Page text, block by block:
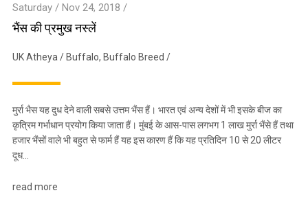
Saturday / Nov 24, 2018 /
भैंस की प्रमुख नस्लें
UK Atheya/ Buffalo, Buffalo Breed /
मुर्रा भैस यह दुध देने वाली सबसे उत्तम भैंस हैं। भारत एवं अन्य देशों में भी इसके बीज का
कृत्रिम गर्भाधान प्रयोग किया जाता हैं। मुंबई के आस-पास लगभग 1 लाख मुर्रा भैंसे हैं तथा
हजार भैंसों वाले भी बहुत से फार्म हैं यह इस कारण हैं कि यह प्रतिदिन 10 से 20 लीटर
दूध…
read more